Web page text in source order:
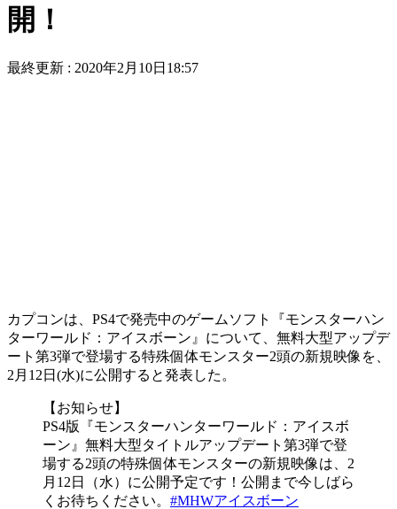
開！
最終更新 : 2020年2月10日18:57
カプコンは、PS4で発売中のゲームソフト
『モンスターハン
ターワールド：アイスボーン』 について、無料大型アップデ
ート第3弾で登場する特殊個体モンスター2頭の新規映像 を、
2月12日(水)に公開すると発表した。
【お知らせ】
PS4版『モンスターハンターワールド：アイスボ
ーン』無料大型タイトルアップデート第3弾で登
場する2頭の特殊個体モンスターの新規映像は、2
月12日（水）に公開予定です！公開まで今しばら
くお待ちください。 #MHWアイスボーン